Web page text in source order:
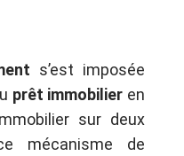
s’est imposée
prêt immobilier en
sur deux
mécanisme de